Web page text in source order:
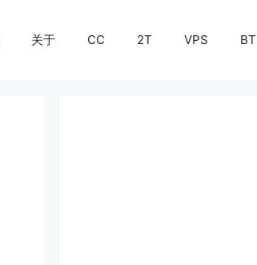
关于 CC 2T VPS BT